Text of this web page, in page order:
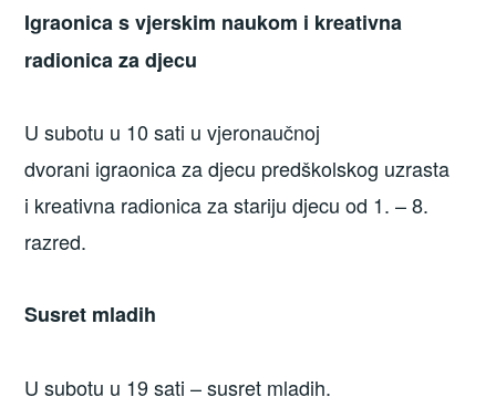
Igraonica s vjerskim naukom i kreativna
radionica za djecu
U subotu u 10 sati u vjeronaučnoj
dvorani igraonica za djecu predškolskog uzrasta
i kreativna radionica za stariju djecu od 1. – 8.
razred.
Susret mladih
U subotu u 19 sati – susret mladih.